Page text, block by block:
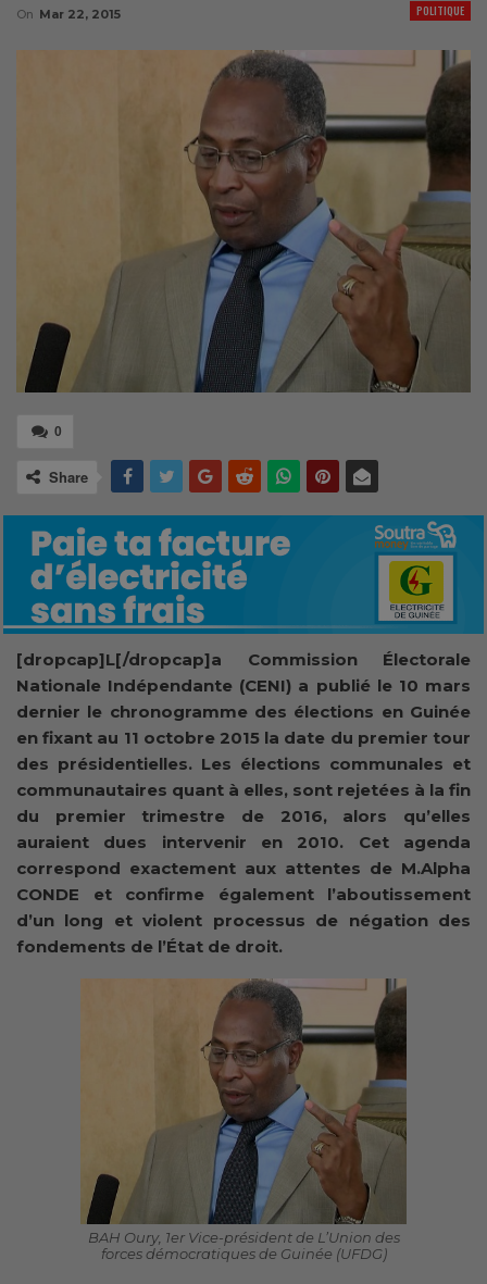
POLITIQUE
On Mar 22, 2015
0
Share
[dropcap]L[/dropcap]a Commission Électorale
Nationale Indépendante (CENI) a publié le 10 mars
dernier le chronogramme des élections en Guinée
en fixant au 11 octobre 2015 la date du premier tour
des présidentielles. Les élections communales et
communautaires quant à elles, sont rejetées à la fin
du premier trimestre de 2016, alors qu’elles
auraient dues intervenir en 2010. Cet agenda
correspond exactement aux attentes de M.Alpha
CONDE et confirme également l’aboutissement
d’un long et violent processus de négation des
fondements de l’État de droit.
BAH Oury, 1er Vice-président de L’Union des
forces démocratiques de Guinée (UFDG)